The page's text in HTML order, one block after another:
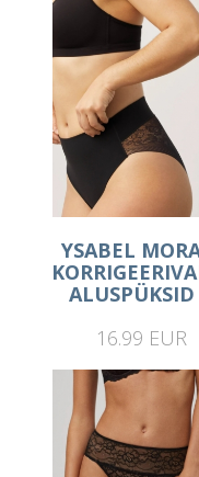
YSABEL
ALUSPÜKSID
16.99 EUR